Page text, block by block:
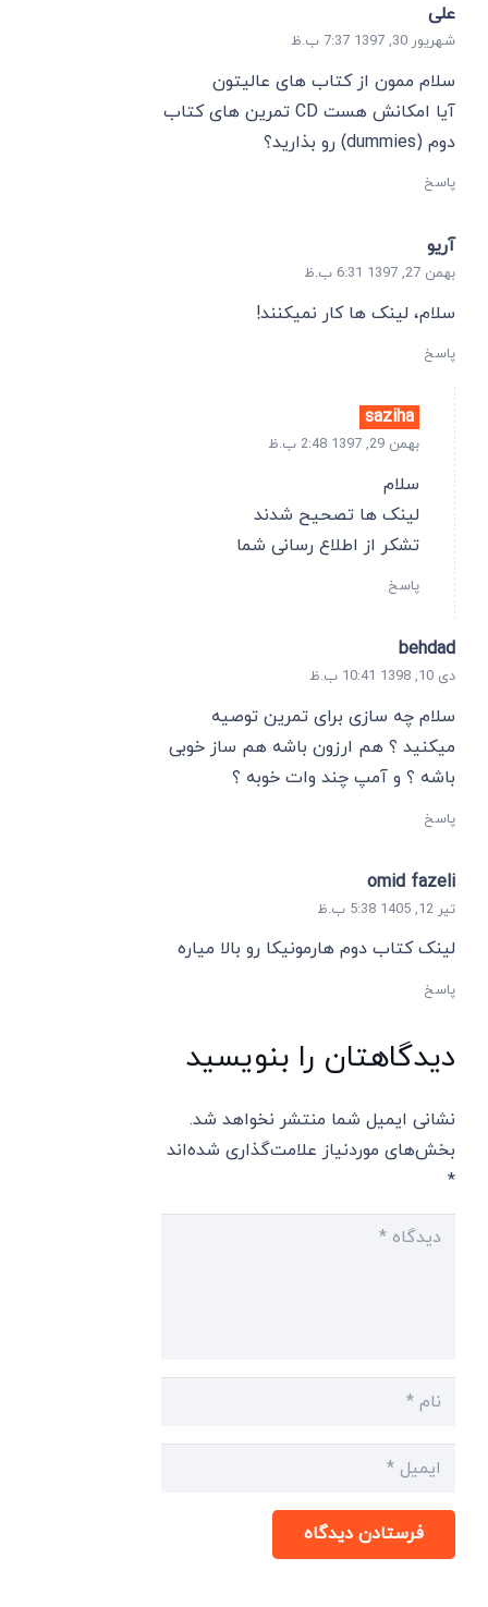
علی
شهریور 30, 1397 7:37 ب.ظ
سلام ممون از کتاب های عالیتون
آیا امکانش هست CD تمرین های کتاب
دوم (dummies) رو بذارید؟
پاسخ
آریو
بهمن 27, 1397 6:31 ب.ظ
سلام، لینک ها کار نمیکنند!
پاسخ
saziha
بهمن 29, 1397 2:48 ب.ظ
سلام
لینک ها تصحیح شدند
تشکر از اطلاع رسانی شما
پاسخ
behdad
دی 10, 1398 10:41 ب.ظ
سلام چه سازی برای تمرین توصیه
میکنید ؟ هم ارزون باشه هم ساز خوبی
باشه ؟ و آمپ چند وات خوبه ؟
پاسخ
omid fazeli
تیر 12, 1405 5:38 ب.ظ
لینک کتاب دوم هارمونیکا رو بالا میاره
پاسخ
دیدگاهتان را بنویسید
نشانی ایمیل شما منتشر نخواهد شد.
بخش‌های موردنیاز علامت‌گذاری شده‌اند
*
فرستادن دیدگاه